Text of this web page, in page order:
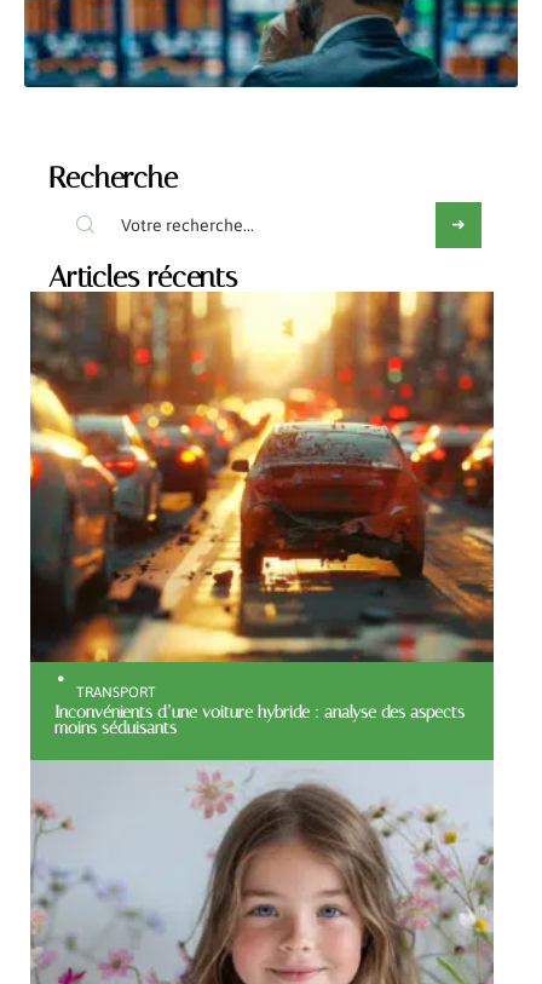
Recherche
Articles récents
TRANSPORT
Inconvénients d’une voiture hybride : analyse des aspects
moins séduisants